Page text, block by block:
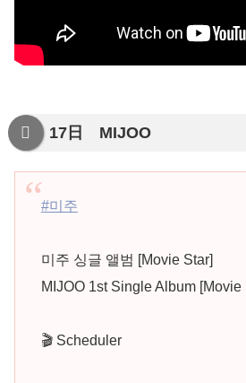
17日 MIJOO
#미주
미주 싱글 앨범 [Movie Star]
MIJOO 1st Single Album [Movie
🎬 Scheduler